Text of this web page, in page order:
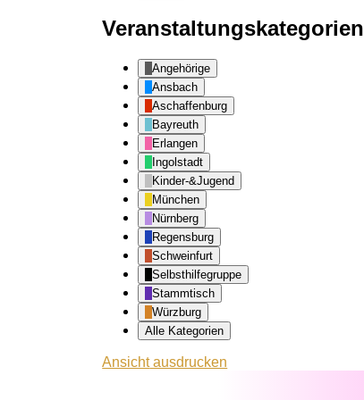
Veranstaltungskategorien
Angehörige
Ansbach
Aschaffenburg
Bayreuth
Erlangen
Ingolstadt
Kinder-&Jugend
München
Nürnberg
Regensburg
Schweinfurt
Selbsthilfegruppe
Stammtisch
Würzburg
Alle Kategorien
Ansichtausdrucken